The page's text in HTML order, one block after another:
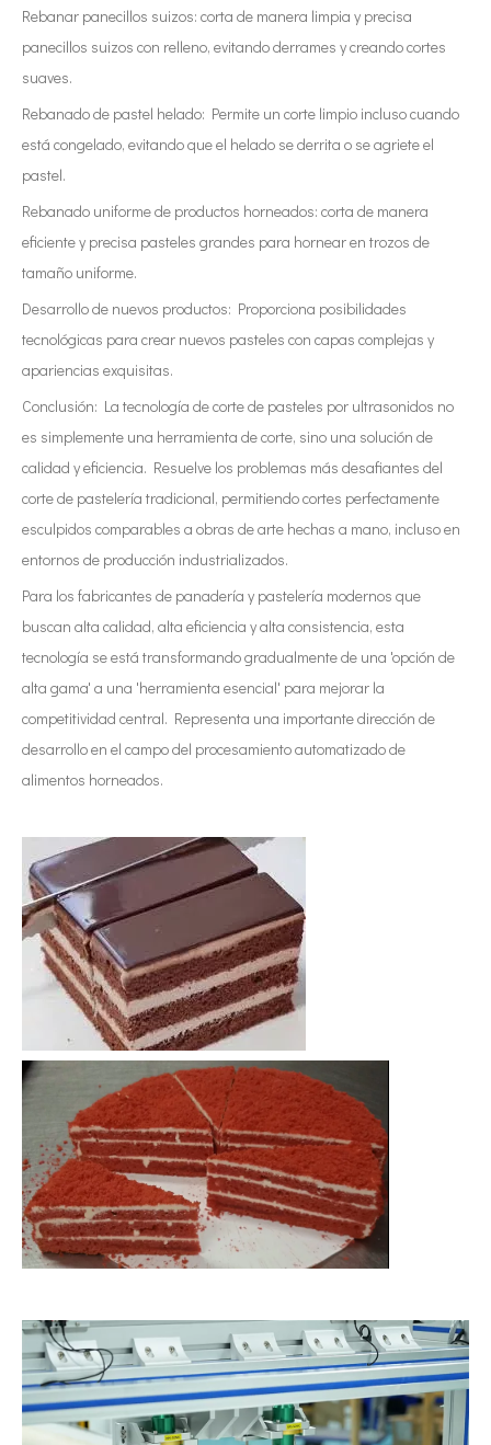
Rebanar panecillos suizos: corta de manera limpia y precisa
panecillos suizos con relleno, evitando derrames y creando cortes
suaves.
Rebanado de pastel helado: Permite un corte limpio incluso cuando
está congelado, evitando que el helado se derrita o se agriete el
pastel.
Rebanado uniforme de productos horneados: corta de manera
eficiente y precisa pasteles grandes para hornear en trozos de
tamaño uniforme.
Desarrollo de nuevos productos: Proporciona posibilidades
tecnológicas para crear nuevos pasteles con capas complejas y
apariencias exquisitas.
Conclusión: La tecnología de corte de pasteles por ultrasonidos no
es simplemente una herramienta de corte, sino una solución de
calidad y eficiencia. Resuelve los problemas más desafiantes del
corte de pastelería tradicional, permitiendo cortes perfectamente
esculpidos comparables a obras de arte hechas a mano, incluso en
entornos de producción industrializados.
Para los fabricantes de panadería y pastelería modernos que
buscan alta calidad, alta eficiencia y alta consistencia, esta
tecnología se está transformando gradualmente de una 'opción de
alta gama' a una 'herramienta esencial' para mejorar la
competitividad central. Representa una importante dirección de
desarrollo en el campo del procesamiento automatizado de
alimentos horneados.